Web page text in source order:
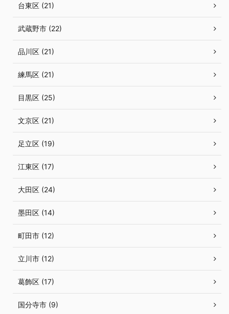
台東区 (21)
武蔵野市 (22)
品川区 (21)
練馬区 (21)
目黒区 (25)
文京区 (21)
足立区 (19)
江東区 (17)
大田区 (24)
墨田区 (14)
町田市 (12)
立川市 (12)
葛飾区 (17)
国分寺市 (9)